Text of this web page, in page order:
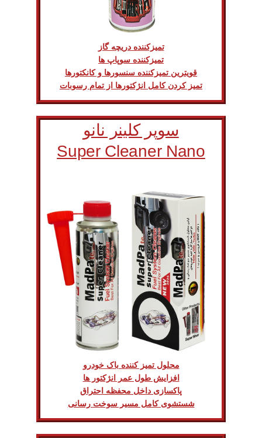
تمیزکننده دریچه گاز
تمیزکننده سوپاپ ها
قویترین تمیزکننده سنسورها و کانکتورها
تمیز کردن کامل انژکتورها از تمام رسوبات
سوپر کلینر نانو
Super Cleaner Nano
محلول تمیز کننده باک خودرو
افزایش طول عمر انژکتور ها
پاکسازی داخل محفظه احتراق
شستشوی کامل مسیر سوخت رسانی